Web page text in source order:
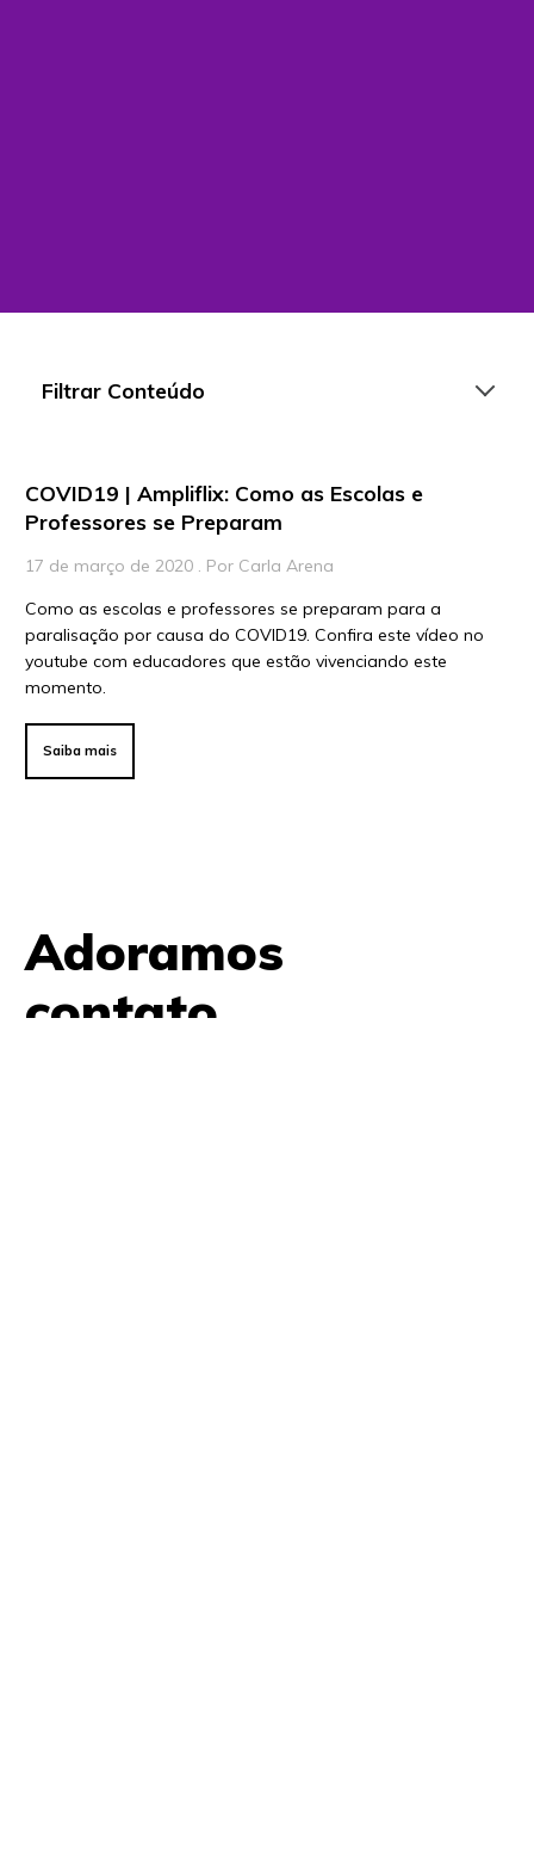
Filtrar Conteúdo
Artigos
Para Educadores
Para Instituições
Para Líderes
COVID19 | Ampliflix: Como as Escolas e
Professores se Preparam
17 de março de 2020 . Por Carla Arena
Como as escolas e professores se preparam para a
paralisação por causa do COVID19. Confira este vídeo no
youtube com educadores que estão vivenciando este
momento.
Saiba mais
Adoramos
contato.